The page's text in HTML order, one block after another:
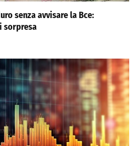
senza avvisare la Bce:
sorpresa